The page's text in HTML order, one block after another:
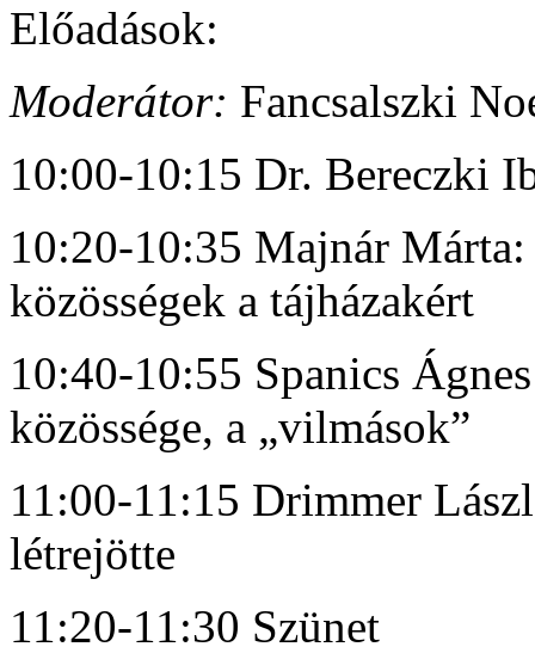
Előadások:
Moderátor: Fancsalszki
10:00-10:15 Dr. Bereczki
10:20-10:35 Majnár Márta:
közösségek a tájházakért
10:40-10:55 Spanics
közössége, a „vilmások”
11:00-11:15 Drimmer
létrejötte
11:20-11:30 Szünet